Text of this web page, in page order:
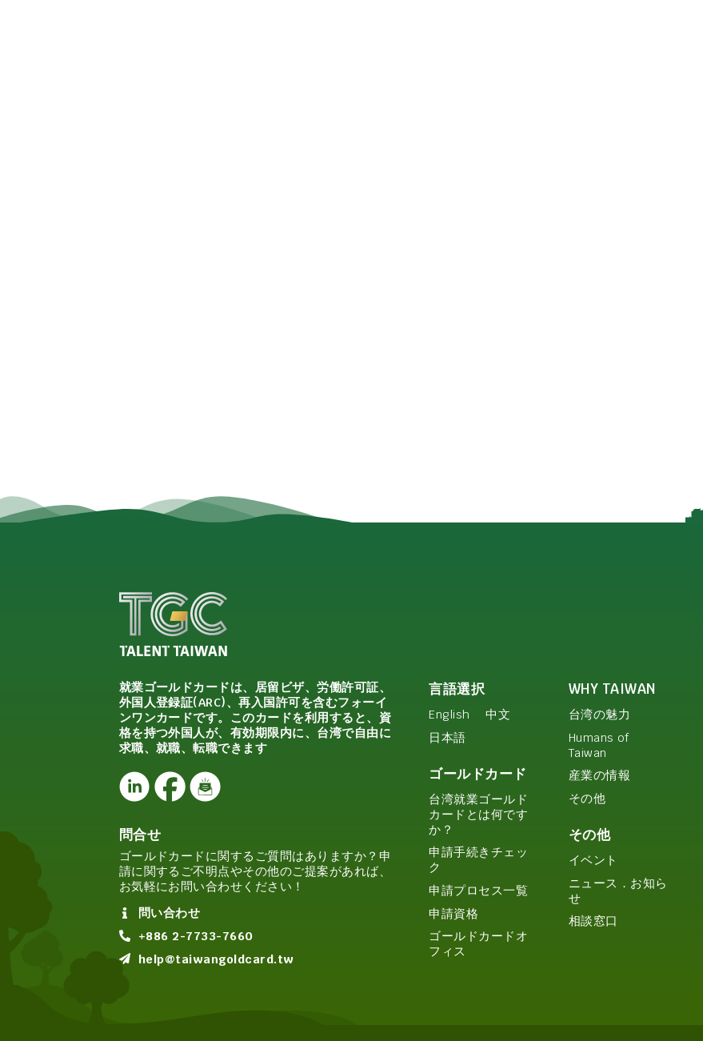
就業ゴールドカードは、居留ビザ、労働許可証、
外国人登録証(ARC)、再入国許可を含むフォーイ
ンワンカードです。このカードを利用すると、資
格を持つ外国人が、有効期限内に、台湾で自由に
求職、就職、転職できます
問合せ
ゴールドカードに関するご質問はありますか？申
請に関するご不明点やその他のご提案があれば、
お気軽にお問い合わせください！
問い合わせ
+886 2-7733-7660
help@taiwangoldcard.tw
言語選択
English
中文
日本語
ゴールドカード
台湾就業ゴールド
カードとは何です
か？
申請手続きチェッ
ク
申請プロセス一覧
申請資格
ゴールドカードオ
フィス
WHY TAIWAN
台湾の魅力
Humans of
Taiwan
産業の情報
その他
その他
イベント
ニュース．お知ら
せ
相談窓口